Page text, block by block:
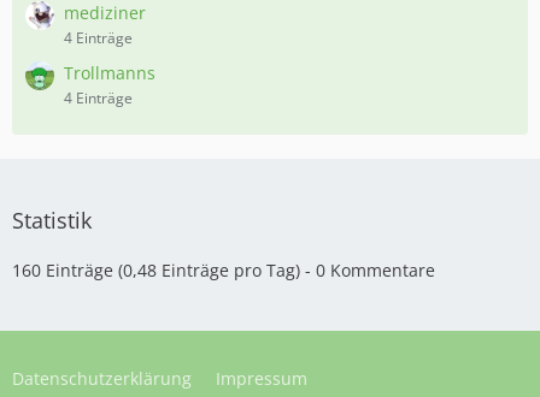
mediziner
4 Einträge
Trollmanns
4 Einträge
Statistik
160 Einträge (0,48 Einträge pro Tag) - 0 Kommentare
Datenschutzerklärung Impressum